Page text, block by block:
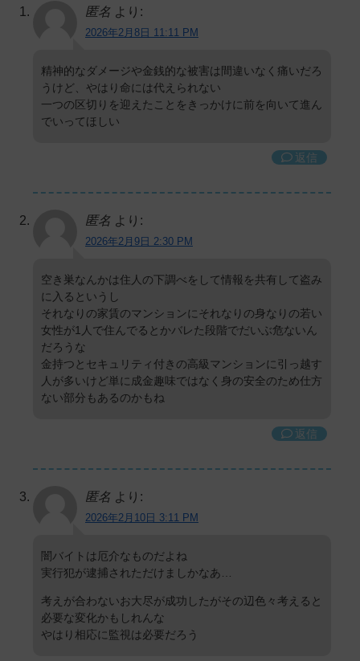
匿名 より:
2026年2月8日 11:11 PM
精神的なダメージや金銭的な被害は間違いなく痛いだろ
うけど、やはり命には代えられない
一つの区切りを迎えたことをきっかけに前を向いて進ん
でいってほしい
返信
匿名 より:
2026年2月9日 2:30 PM
空き巣なんかは住人の下調べをして情報を共有して盗み
に入るというし
それなりの家賃のマンションにそれなりの身なりの若い
女性が1人で住んでるとかバレた段階でだいぶ危ないん
だろうな
金持つとセキュリティ付きの高級マンションに引っ越す
人が多いけど単に成金趣味ではなく身の安全のため仕方
ない部分もあるのかもね
返信
匿名 より:
2026年2月10日 3:11 PM
闇バイトは厄介なものだよね
実行犯が逮捕されただけましかなあ…
考えが合わないお大尽が成功したがその辺色々考えると
必要な変化かもしれんな
やはり相応に監視は必要だろう